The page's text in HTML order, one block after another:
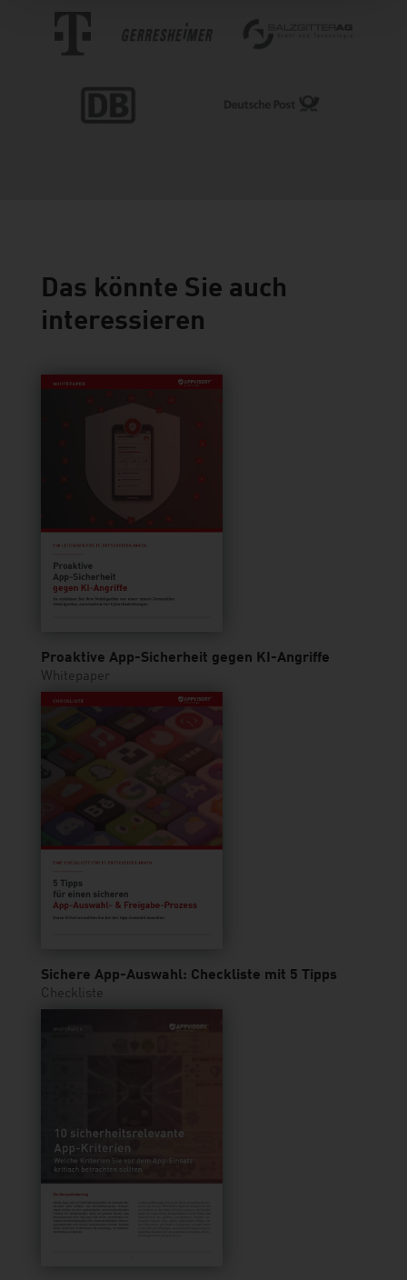
Das könnte Sie auch
interessieren
Proaktive App-Sicherheit gegen KI-Angriffe
Whitepaper
Sichere App-Auswahl: Checkliste mit 5 Tipps
Checkliste